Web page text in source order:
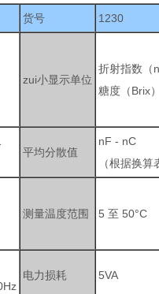
货号 1230
zui小显示单位
折射指数（
糖度（Brix
平均分散值
nF - nC
（根据换算
测量温度范围 5 至 50°C
电力损耗 5VA